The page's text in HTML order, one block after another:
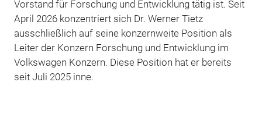
Vorstand für Forschung und Entwicklung tätig ist. Seit
April 2026 konzentriert sich Dr. Werner Tietz
ausschließlich auf seine konzernweite Position als
Leiter der Konzern Forschung und Entwicklung im
Volkswagen Konzern. Diese Position hat er bereits
seit Juli 2025 inne.